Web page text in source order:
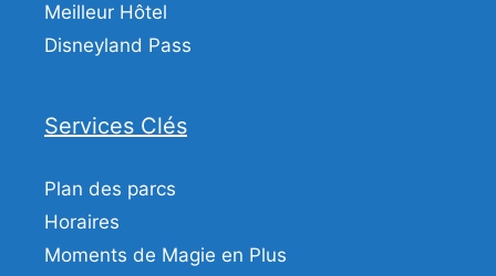
Meilleur Hôtel
Disneyland Pass
Services Clés
Plan des parcs
Horaires
Moments de Magie en Plus